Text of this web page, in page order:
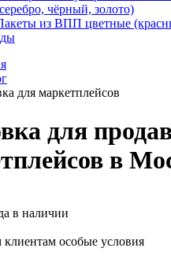
чёрный, золото)
из ВПП цветные
для маркетплейсов
для
в
в наличии
особые условия